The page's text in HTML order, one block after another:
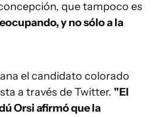
que tampoco es
y no sólo a la
el candidato colorado
a través de Twitter. "El
Orsi afirmó que la